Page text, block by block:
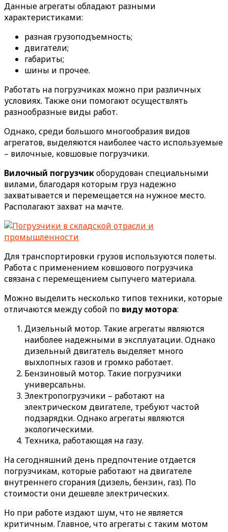
Данные агрегаты обладают разными
характеристиками:
разная грузоподъемность;
двигатели;
габариты;
шины и прочее.
Работать на погрузчиках можно при различных
условиях. Также они помогают осуществлять
разнообразные виды работ.
Однако, среди большого многообразия видов
агрегатов, выделяются наиболее часто используемые
– вилочные, ковшовые погрузчики.
Вилочный погрузчикоборудован специальными
вилами, благодаря которым груз надежно
захватывается и перемещается на нужное место.
Располагают захват на мачте.
Для транспортировки грузов используются полеты.
Работа с применением ковшового погрузчика
связана с перемещением сыпучего материала.
Можно выделить несколько типов техники, которые
отличаются между собой по виду мотора:
Дизельный мотор. Такие агрегаты являются
наиболее надежными в эксплуатации. Однако
дизельный двигатель выделяет много
выхлопных газов и громко работает.
Бензиновый мотор. Такие погрузчики
универсальны.
Электропогрузчики – работают на
электрическом двигателе, требуют частой
подзарядки. Однако агрегаты являются
экологическими.
Техника, работающая на газу.
На сегодняшний день предпочтение отдается
погрузчикам, которые работают на двигателе
внутреннего сгорания (дизель, бензин, газ). По
стоимости они дешевле электрических.
Но при работе издают шум, что не является
критичным. Главное, что агрегаты с таким мотом